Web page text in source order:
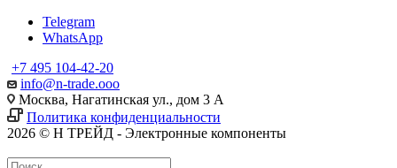
Telegram
WhatsApp
+7 495 104-42-20
info@n-trade.ooo
Москва, Нагатинская ул., дом 3 А
Политика конфиденциальности
2026 © Н ТРЕЙД - Электронные компоненты